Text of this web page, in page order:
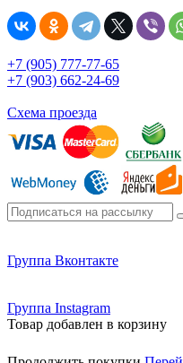
+7 (905) 777-77-65
+7 (903) 662-24-69
Схема проезда
Группа Вконтакте
Группа Instagram
Товар добавлен в корзину